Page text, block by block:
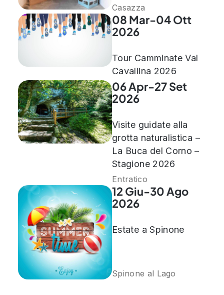
Casazza
08 Mar-04 Ott
2026
Tour Camminate Val
Cavallina 2026
06 Apr-27 Set
2026
Visite guidate alla
grotta naturalistica –
La Buca del Corno –
Stagione 2026
Entratico
12 Giu-30 Ago
2026
Estate a Spinone
Spinone al Lago